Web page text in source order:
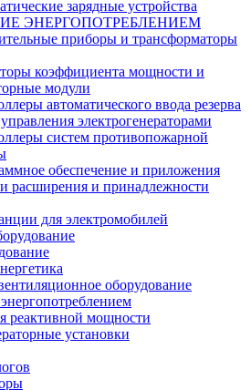
зарядные устройства
ЭНЕРГОПОТРЕБЛЕНИЕМ
приборы и трансформаторы
коэффициента мощности и
модули
автоматического ввода резерва
электрогенераторами
систем противопожарной
обеспечение и приложения
расширения и принадлежности
для электромобилей
оборудование
реактивной мощности
установки